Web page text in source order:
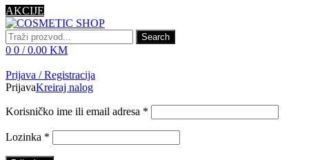
AKCIJE
Search
0 0 / 0.00 KM
Prijava / Registracija
PrijavaKreiraj nalog
Korisničko ime ili email adresa *
Lozinka *